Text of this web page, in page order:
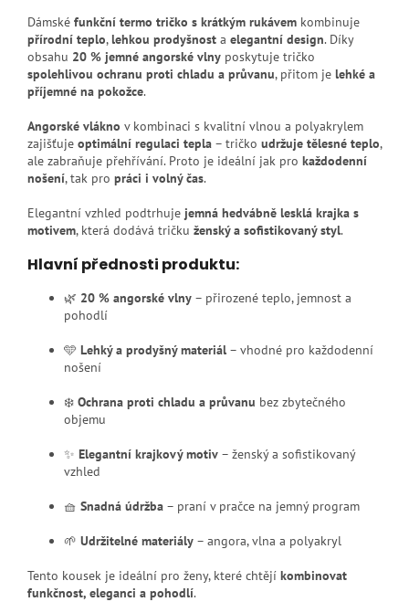
Dámské funkční termo tričko s krátkým rukávem kombinuje
přírodní teplo,lehkou prodyšnost a elegantní design. Díky
obsahu 20 % jemné angorské vlny poskytuje tričko
spolehlivou ochranu proti chladu a průvanu, přitom je lehké a
příjemné na pokožce.
Angorské vlákno v kombinaci s kvalitní vlnou a polyakrylem
zajišťuje optimální regulaci tepla – tričko udržuje tělesné teplo,
ale zabraňuje přehřívání. Proto je ideální jak pro každodenní
nošení, tak pro práci i volný čas.
Elegantní vzhled podtrhuje jemná hedvábně lesklá krajka s
motivem, která dodává tričku ženský a sofistikovaný styl.
Hlavní přednosti produktu:
🌿 20 % angorské vlny – přirozené teplo, jemnost a
pohodlí
🩵 Lehký a prodyšný materiál – vhodné pro každodenní
nošení
❄️ Ochrana proti chladu a průvanu bez zbytečného
objemu
✨ Elegantní krajkový motiv – ženský a sofistikovaný
vzhled
🧺 Snadná údržba – praní v pračce na jemný program
🌱 Udržitelné materiály – angora, vlna a polyakryl
Tento kousek je ideální pro ženy, které chtějí kombinovat
funkčnost, eleganci a pohodlí.